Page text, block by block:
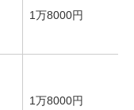
1万8000円
1万8000円